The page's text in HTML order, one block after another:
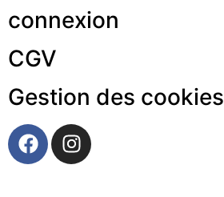
connexion
CGV
Gestion des cookies